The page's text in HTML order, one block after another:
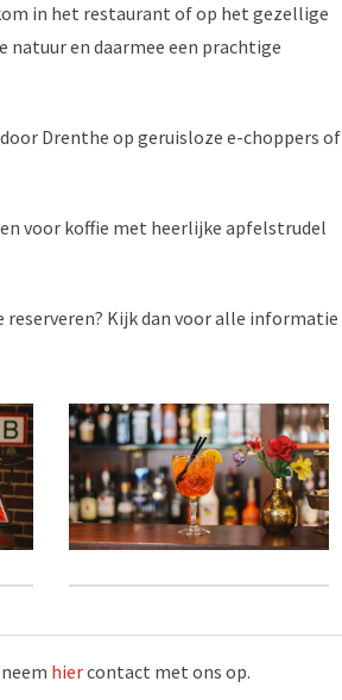
in het restaurant of op het gezellige
en daarmee een prachtige
Drenthe op geruisloze e-choppers of
voor koffie met heerlijke apfelstrudel
reserveren? Kijk dan voor alle informatie
hiercontact met ons op.